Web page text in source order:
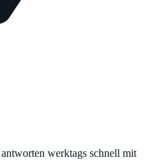
werktags schnell mit